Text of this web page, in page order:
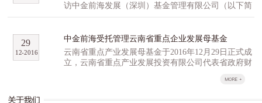
访中金前海发展（深圳）基金管理有限公司（以下简
称“中金前海”），与中金前海副总经理石明达、董事
业发展母基金（以下简称“云南母基金”）等事宜进行
了深入研讨交流。 黄毅一行对公司的产业基金
管理经验和投资项目进行了重点了解，并就云南生物
及高原特色农业创新创业产业园区的提案，以及配套
的孵化招商投融资方面经验进行了广泛的探讨。他表
中金前海受托管理云南省重点企业发展母基金
云南省重点产业发展母基金于2016年12月29日正式成
立，云南省重点产业发展投资有限公司代表省政府财
基金、尚融资本、百果园等多家机构作为第一批战略
2016
-
12
29